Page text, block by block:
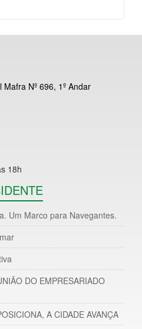
Nº 696, 1º Andar
18h
Um Marco para Navegantes.
DO EMPRESARIADO
A CIDADE AVANÇA